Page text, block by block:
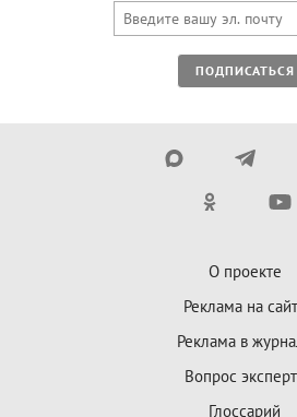
ПОДПИСАТЬСЯ
О проекте
Реклама на
Реклама в
Вопрос
Глоссарий